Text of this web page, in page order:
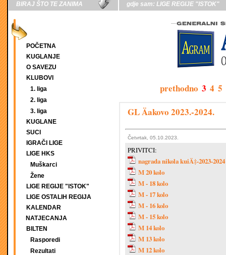
BIRAJ ŠTO TE ZANIMA
POČETNA
KUGLANJE
O SAVEZU
KLUBOVI
1. liga
2. liga
3. liga
KUGLANE
SUCI
IGRAČI LIGE
LIGE HKS
Muškarci
Žene
LIGE REGIJE "ISTOK"
LIGE OSTALIH REGIJA
KALENDAR
NATJECANJA
BILTEN
Rasporedi
Rezultati
gdje sam: LIGE REGIJE "ISTOK"
prethodno 3 4 5
GL Äakovo 2023.-2024.
Četvrtak, 05.10.2023.
PRIVITCI:
nagrada nikola kuiÄ‡-2023-2024
M 20 kolo
M - 18 kolo
M - 17 kolo
M - 16 kolo
M - 15 kolo
M 14 kolo
M 13 kolo
M 12 kolo